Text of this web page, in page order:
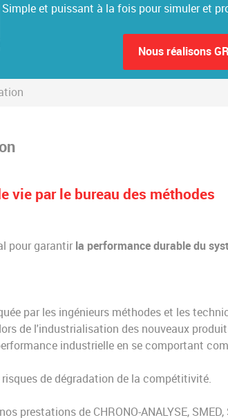
Simple et puissant à la fois pour simuler et
Nous réalisons
vie par le bureau des méthodes
pour garantir la performance durable du
par les ingénieurs méthodes et les
de l'industrialisation des nouveaux
industrielle en se comportant
de dégradation de la compétitivité.
prestations de CHRONO-ANALYSE, SMED,